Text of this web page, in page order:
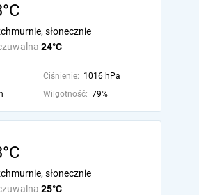
24°C
słonecznie
Ciśnienie: 1016 hPa
Wilgotność: 79%
25°C
słonecznie